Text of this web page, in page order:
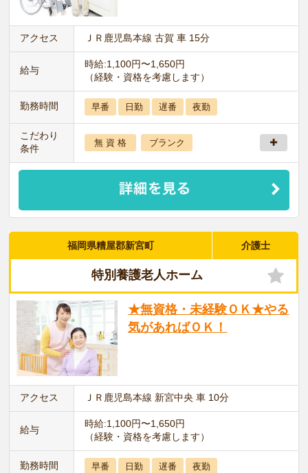
アクセス ＪＲ鹿児島本線 古賀 車 15分
給与
時給:1,100円〜1,650円
（経験・資格を考慮します）
勤務時間 早番 日勤 遅番 夜勤
こだわり
条件
無 資 格 ブランク
福岡県糟屋郡新宮町 介護士
特別養護老人ホーム
★無資格・未経験ＯＫ★やる
気があればＯＫ！
アクセス ＪＲ鹿児島本線 新宮中央 車 10分
給与
時給:1,100円〜1,650円
（経験・資格を考慮します）
勤務時間 早番 日勤 遅番 夜勤